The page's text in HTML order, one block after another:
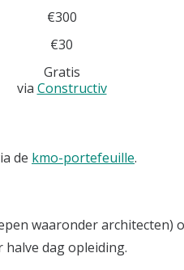
€300
€30
Gratis
via Constructiv
de kmo-portefeuille.
waaronder architecten)
dag opleiding.